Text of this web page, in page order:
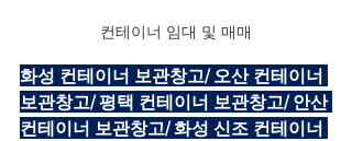
컨테이너 임대 및 매매
화성 컨테이너 보관창고/ 오산 컨테이너
보관창고/ 평택 컨테이너 보관창고/ 안산
컨테이너 보관창고/ 화성 신조 컨테이너